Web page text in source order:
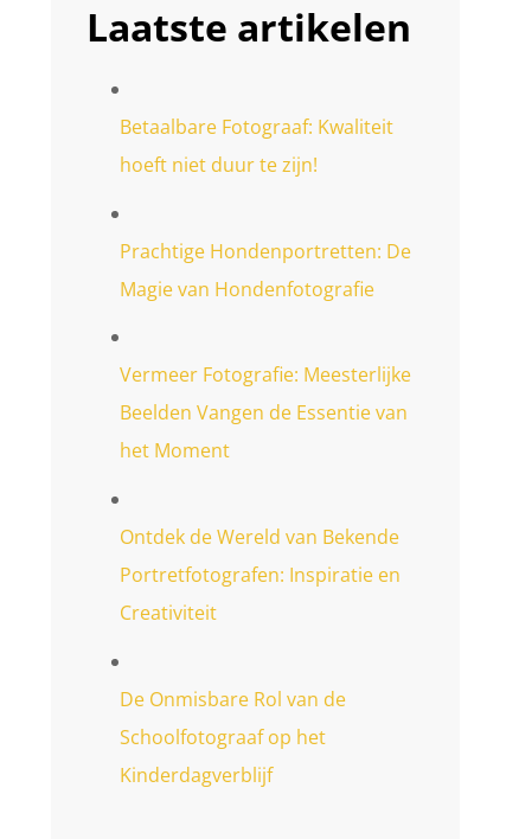
Laatste artikelen
Betaalbare Fotograaf: Kwaliteit
hoeft niet duur te zijn!
Prachtige Hondenportretten: De
Magie van Hondenfotografie
Vermeer Fotografie: Meesterlijke
Beelden Vangen de Essentie van
het Moment
Ontdek de Wereld van Bekende
Portretfotografen: Inspiratie en
Creativiteit
De Onmisbare Rol van de
Schoolfotograaf op het
Kinderdagverblijf